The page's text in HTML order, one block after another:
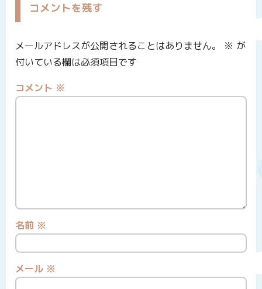
コメントを残す
メールアドレスが公開されることはありません。 ※ が
付いている欄は必須項目です
コメント ※
名前 ※
メール ※